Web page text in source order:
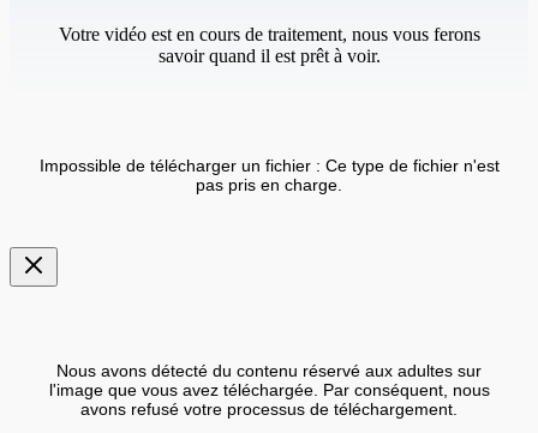
Votre vidéo est en cours de traitement, nous vous ferons
savoir quand il est prêt à voir.
Impossible de télécharger un fichier : Ce type de fichier n'est
pas pris en charge.
Nous avons détecté du contenu réservé aux adultes sur
l'image que vous avez téléchargée. Par conséquent, nous
avons refusé votre processus de téléchargement.